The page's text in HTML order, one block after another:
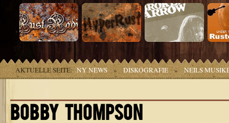
AKTUELLE SEITE: NY NEWS » DISKOGRAFIE » NEILS
BOBBY THOMPSON